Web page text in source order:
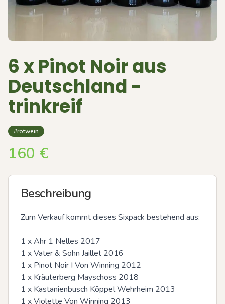
6 x Pinot Noir aus
Deutschland -
trinkreif
#rotwein
160 €
Beschreibung
Zum Verkauf kommt dieses Sixpack bestehend aus:
1 x Ahr 1 Nelles 2017
1 x Vater & Sohn Jaillet 2016
1 x Pinot Noir I Von Winning 2012
1 x Kräuterberg Mayschoss 2018
1 x Kastanienbusch Köppel Wehrheim 2013
1 x Violette Von Winning 2013